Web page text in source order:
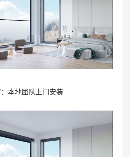
本地团队上门安装